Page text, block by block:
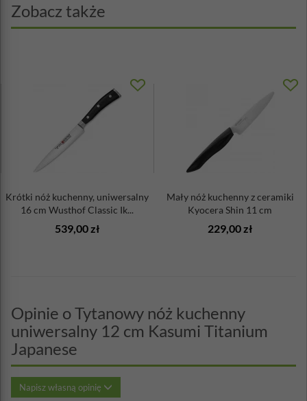
Zobacz także
Krótki nóż kuchenny, uniwersalny
16 cm Wusthof Classic Ik...
539,00 zł
Mały nóż kuchenny z ceramiki
Kyocera Shin 11 cm
229,00 zł
Opinie o Tytanowy nóż kuchenny
uniwersalny 12 cm Kasumi Titanium
Japanese
Napisz własną opinię